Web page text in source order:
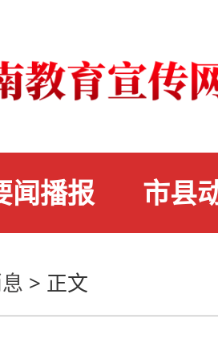
闻播报 市县
> 正文